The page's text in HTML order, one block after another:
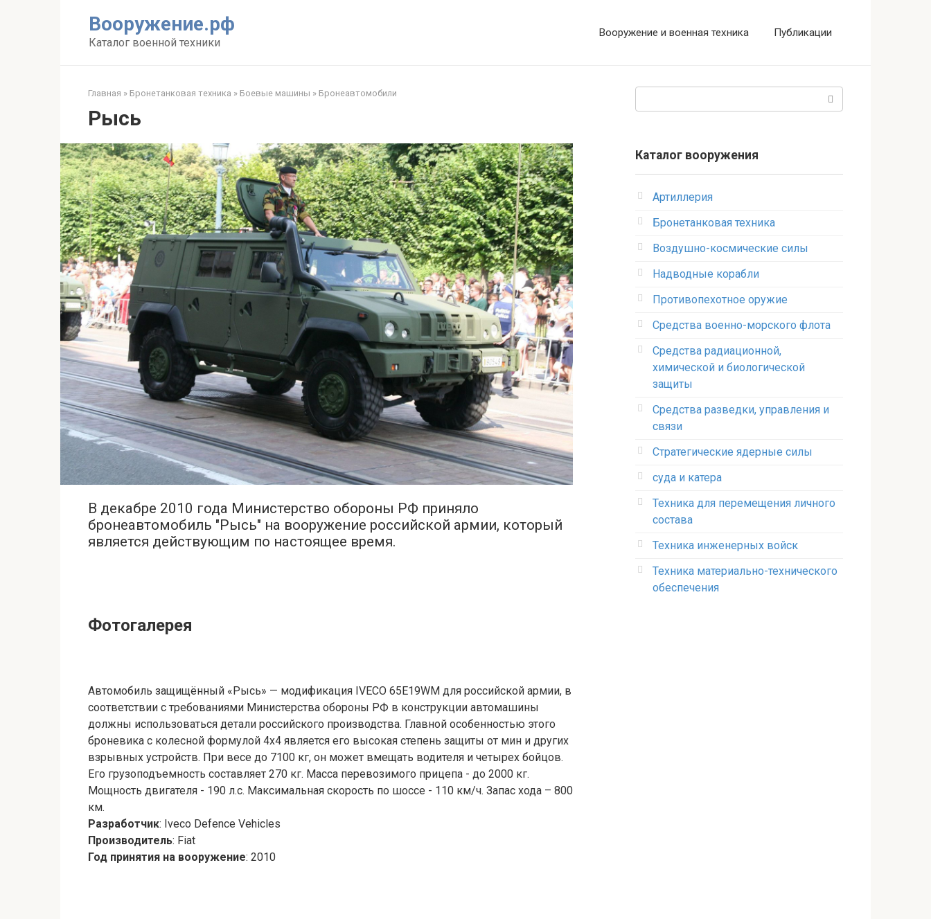
Вооружение.рф
Каталог военной техники
Вооружение и военная техника Публикации
Главная » Бронетанковая техника » Боевые машины » Бронеавтомобили
Рысь
В декабре 2010 года Министерство обороны РФ приняло
бронеавтомобиль "Рысь" на вооружение российской армии, который
является действующим по настоящее время.
Фотогалерея
Автомобиль защищённый «Рысь» — модификация IVECO 65E19WM для российской армии, в
соответствии с требованиями Министерства обороны РФ в конструкции автомашины
должны использоваться детали российского производства. Главной особенностью этого
броневика с колесной формулой 4х4 является его высокая степень защиты от мин и других
взрывных устройств. При весе до 7100 кг, он может вмещать водителя и четырех бойцов.
Его грузоподъемность составляет 270 кг. Масса перевозимого прицепа - до 2000 кг.
Мощность двигателя - 190 л.с. Максимальная скорость по шоссе - 110 км/ч. Запас хода – 800
км.
Разработчик: Iveco Defence Vehicles
Производитель: Fiat
Год принятия на вооружение: 2010
Каталог вооружения
Артиллерия
Бронетанковая техника
Воздушно-космические силы
Надводные корабли
Противопехотное оружие
Средства военно-морского флота
Средства радиационной,
химической и биологической
защиты
Средства разведки, управления и
связи
Стратегические ядерные силы
суда и катера
Техника для перемещения личного
состава
Техника инженерных войск
Техника материально-технического
обеспечения